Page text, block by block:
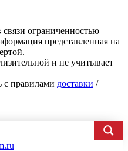
ограниченностью
представленная на
и не учитывает
с правилами доставки /